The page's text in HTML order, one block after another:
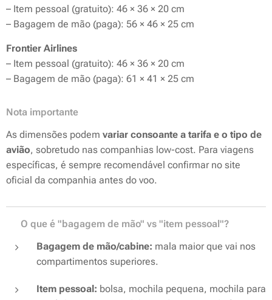
– Item pessoal (gratuito): 46 × 36 × 20 cm
– Bagagem de mão (paga): 56 × 46 × 25 cm
Frontier Airlines
– Item pessoal (gratuito): 46 × 36 × 20 cm
– Bagagem de mão (paga): 61 × 41 × 25 cm
Nota importante
As dimensões podem variar consoante a tarifa e o tipo de
avião, sobretudo nas companhias low-cost. Para viagens
específicas, é sempre recomendável confirmar no site
oficial da companhia antes do voo.
📌 O que é "bagagem de mão" vs "item pessoal"?
Bagagem de mão/cabine: mala maior que vai nos
compartimentos superiores.
Item pessoal: bolsa, mochila pequena, mochila para